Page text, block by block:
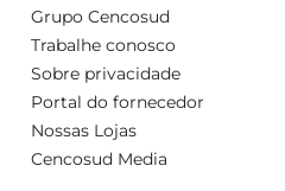
Grupo Cencosud
Trabalhe conosco
Sobre privacidade
Portal do fornecedor
Nossas Lojas
Cencosud Media